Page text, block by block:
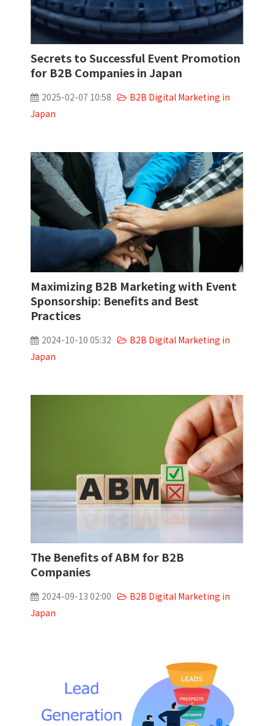
Secrets to Successful Event Promotion
for B2B Companies in Japan
2025-02-07 10:58
B2B Digital Marketing in
Japan
Maximizing B2B Marketing with Event
Sponsorship: Benefits and Best
Practices
2024-10-10 05:32
B2B Digital Marketing in
Japan
The Benefits of ABM for B2B
Companies
2024-09-13 02:00
B2B Digital Marketing in
Japan